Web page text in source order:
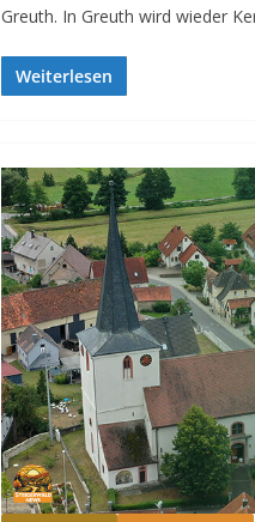
Greuth. In Greuth wird wieder
Weiterlesen